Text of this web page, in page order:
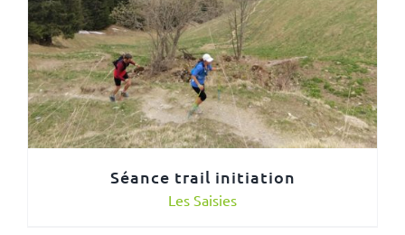
Séance trail initiation
Les Saisies